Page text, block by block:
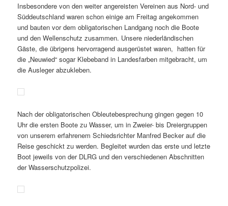
Insbesondere von den weiter angereisten Vereinen aus Nord- und
Süddeutschland waren schon einige am Freitag angekommen
und bauten vor dem obligatorischen Landgang noch die Boote
und den Wellenschutz zusammen. Unsere niederländischen
Gäste, die übrigens hervorragend ausgerüstet waren, hatten für
die „Neuwied“ sogar Klebeband in Landesfarben mitgebracht, um
die Ausleger abzukleben.
Nach der obligatorischen Obleutebesprechung gingen gegen 10
Uhr die ersten Boote zu Wasser, um in Zweier- bis Dreiergruppen
von unserem erfahrenem Schiedsrichter Manfred Becker auf die
Reise geschickt zu werden. Begleitet wurden das erste und letzte
Boot jeweils von der DLRG und den verschiedenen Abschnitten
der Wasserschutzpolizei.